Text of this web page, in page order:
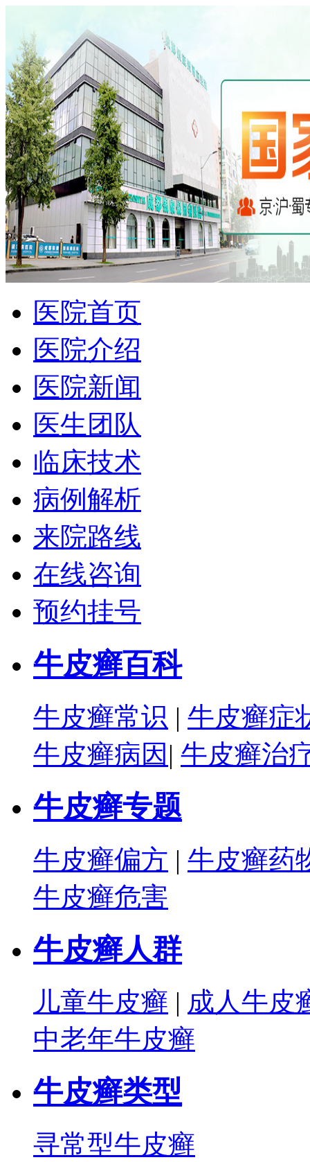
医院首页
医院介绍
医院新闻
医生团队
临床技术
病例解析
来院路线
在线咨询
预约挂号
牛皮癣百科
牛皮癣常识 | 牛皮癣症
牛皮癣病因 | 牛皮癣治
牛皮癣专题
牛皮癣偏方 | 牛皮癣药
牛皮癣危害
牛皮癣人群
儿童牛皮癣 | 成人牛皮
中老年牛皮癣
牛皮癣类型
寻常型牛皮癣